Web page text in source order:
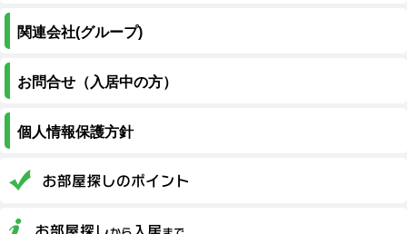
関連会社(グループ)
お問合せ（入居中の方）
個人情報保護方針